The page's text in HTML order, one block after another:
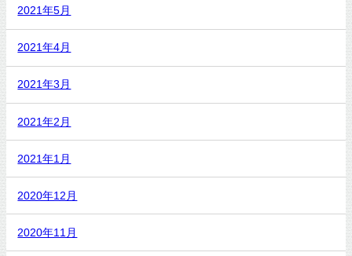
2021年5月
2021年4月
2021年3月
2021年2月
2021年1月
2020年12月
2020年11月